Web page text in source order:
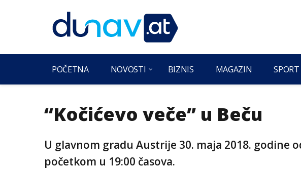
POČETNA NOVOSTI BIZNIS MAGAZIN SPORT
“Kočićevo veče” u Beču
U glavnom gradu Austrije 30. maja 2018. godine
početkom u 19:00 časova.